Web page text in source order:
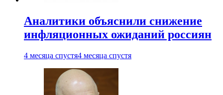
Аналитики объяснили снижение
инфляционных ожиданий россиян
4 месяца спустя4 месяца спустя